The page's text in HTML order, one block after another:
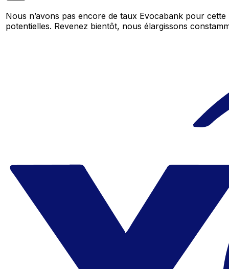
Nous n’avons pas encore de taux Evocabank pour
potentielles. Revenez bientôt, nous élargissons